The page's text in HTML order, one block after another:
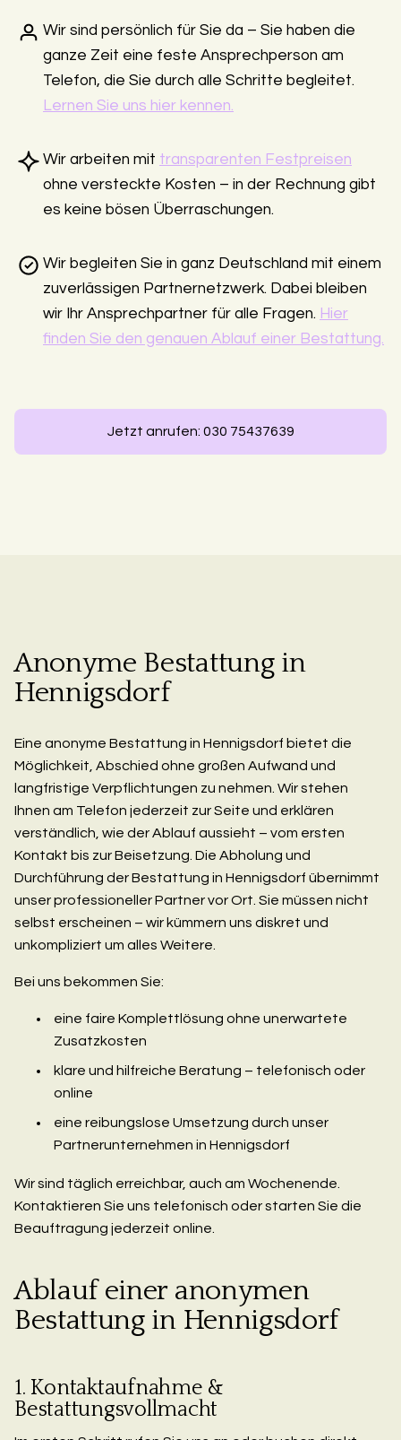
Wir sind persönlich für Sie da – Sie haben die
ganze Zeit eine feste Ansprechperson am
Telefon, die Sie durch alle Schritte begleitet.
Lernen Sie uns hier kennen.
Wir arbeiten mit transparenten Festpreisen
ohne versteckte Kosten – in der Rechnung gibt
es keine bösen Überraschungen.
Wir begleiten Sie in ganz Deutschland mit einem
zuverlässigen Partnernetzwerk. Dabei bleiben
wir Ihr Ansprechpartner für alle Fragen. Hier
finden Sie den genauen Ablauf einer Bestattung.
Jetzt anrufen: 030 75437639
Anonyme Bestattung in
Hennigsdorf
Eine anonyme Bestattung in Hennigsdorf bietet die
Möglichkeit, Abschied ohne großen Aufwand und
langfristige Verpflichtungen zu nehmen. Wir stehen
Ihnen am Telefon jederzeit zur Seite und erklären
verständlich, wie der Ablauf aussieht – vom ersten
Kontakt bis zur Beisetzung. Die Abholung und
Durchführung der Bestattung in Hennigsdorf übernimmt
unser professioneller Partner vor Ort. Sie müssen nicht
selbst erscheinen – wir kümmern uns diskret und
unkompliziert um alles Weitere.
Bei uns bekommen Sie:
eine faire Komplettlösung ohne unerwartete
Zusatzkosten
klare und hilfreiche Beratung – telefonisch oder
online
eine reibungslose Umsetzung durch unser
Partnerunternehmen in Hennigsdorf
Wir sind täglich erreichbar, auch am Wochenende.
Kontaktieren Sie uns telefonisch oder starten Sie die
Beauftragung jederzeit online.
Ablauf einer anonymen
Bestattung in Hennigsdorf
1. Kontaktaufnahme &
Bestattungsvollmacht